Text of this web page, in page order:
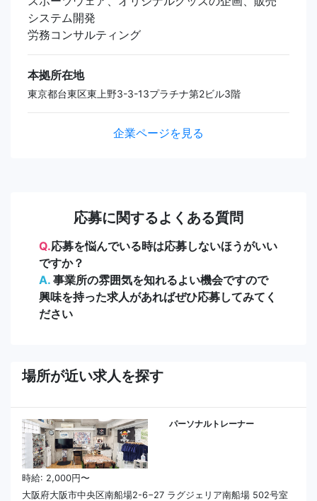
システム開発
労務コンサルティング
本拠所在地
東京都台東区東上野3-3-13プラチナ第2ビル3階
企業ページを見る
応募に関するよくある質問
Q.応募を悩んでいる時は応募しないほうがいい
ですか？
A. 事業所の雰囲気を知れるよい機会ですので
興味を持った求人があればぜひ応募してみてく
ださい
場所が近い求人を探す
パーソナルトレーナー
時給: 2,000円〜
大阪府大阪市中央区南船場2-6−27 ラグジェリア南船場 502号室